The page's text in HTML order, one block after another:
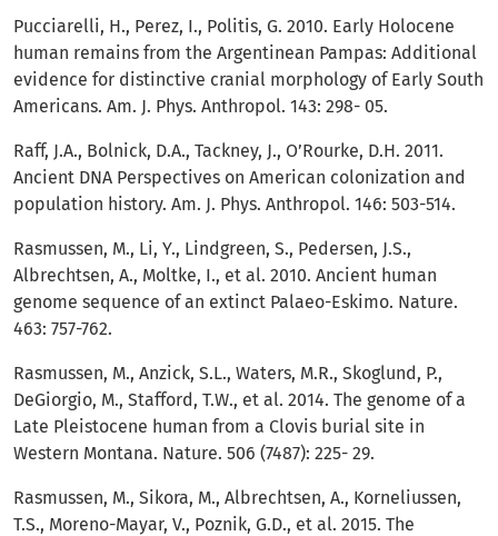
Pucciarelli, H., Perez, I., Politis, G. 2010. Early Holocene
human remains from the Argentinean Pampas: Additional
evidence for distinctive cranial morphology of Early South
Americans. Am. J. Phys. Anthropol. 143: 298- 05.
Raff, J.A., Bolnick, D.A., Tackney, J., O’Rourke, D.H. 2011.
Ancient DNA Perspectives on American colonization and
population history. Am. J. Phys. Anthropol. 146: 503-514.
Rasmussen, M., Li, Y., Lindgreen, S., Pedersen, J.S.,
Albrechtsen, A., Moltke, I., et al. 2010. Ancient human
genome sequence of an extinct Palaeo-Eskimo. Nature.
463: 757-762.
Rasmussen, M., Anzick, S.L., Waters, M.R., Skoglund, P.,
DeGiorgio, M., Stafford, T.W., et al. 2014. The genome of a
Late Pleistocene human from a Clovis burial site in
Western Montana. Nature. 506 (7487): 225- 29.
Rasmussen, M., Sikora, M., Albrechtsen, A., Korneliussen,
T.S., Moreno-Mayar, V., Poznik, G.D., et al. 2015. The